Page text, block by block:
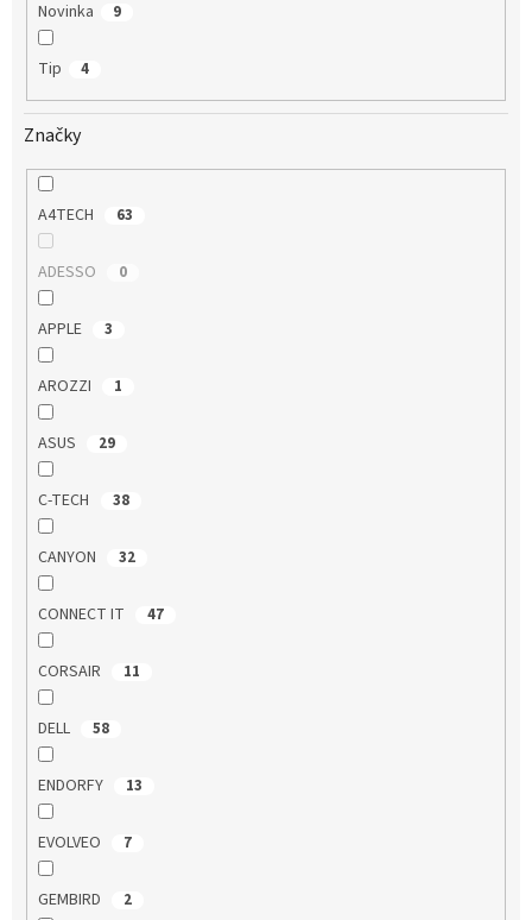
Novinka 9
Tip 4
Značky
A4TECH 63
ADESSO 0
APPLE 3
AROZZI 1
ASUS 29
C-TECH 38
CANYON 32
CONNECT IT 47
CORSAIR 11
DELL 58
ENDORFY 13
EVOLVEO 7
GEMBIRD 2